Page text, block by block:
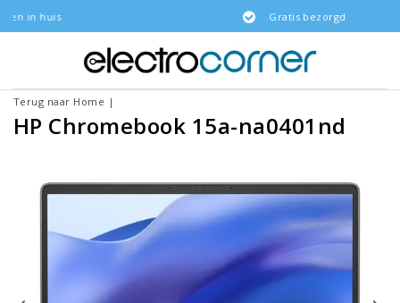
Gratis bezorgd
Terug naar Home |
HP Chromebook 15a-na0401nd